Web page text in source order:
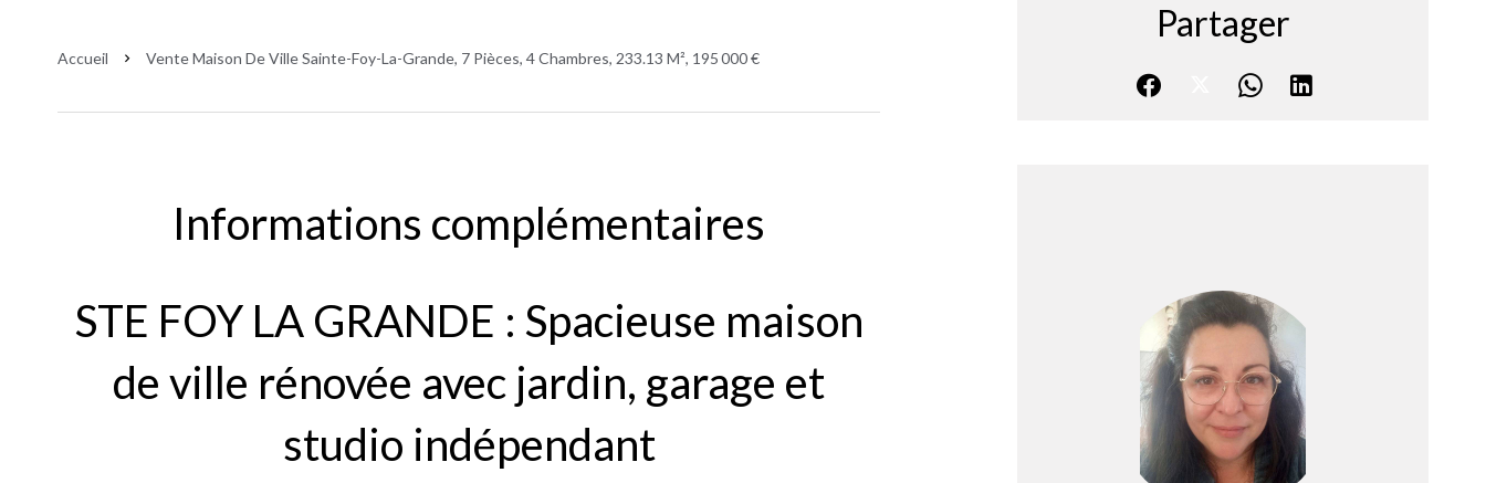
Accueil Vente Maison De Ville Sainte-Foy-La-Grande, 7 Pièces, 4 Chambres, 233.13 M², 195 000 €
Informations complémentaires
STE FOY LA GRANDE : Spacieuse maison
de ville rénovée avec jardin, garage et
studio indépendant
Partager